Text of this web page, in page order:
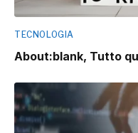
TECNOLOGIA
About:blank, Tutto